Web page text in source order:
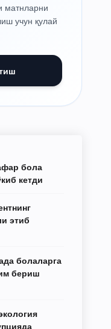
матнларни
учун қулай
бола
кетди
этиб
болаларга
бериш